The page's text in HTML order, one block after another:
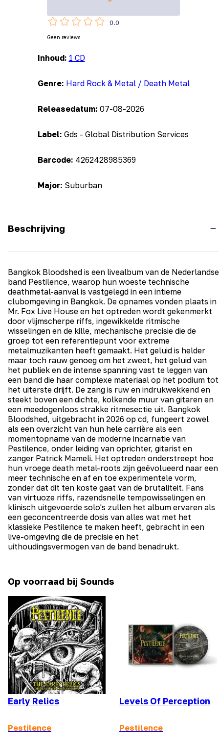
Inhoud: 1 CD
Genre: Hard Rock & Metal / Death Metal
Releasedatum: 07-08-2026
Label: Gds - Global Distribution Services
Barcode: 4262428985369
Major: Suburban
0.0
Geen reviews
Beschrijving
Bangkok Bloodshed is een livealbum van de Nederlandse
band Pestilence, waarop hun woeste technische
deathmetal-aanval is vastgelegd in een intieme
clubomgeving in Bangkok. De opnames vonden plaats in
Mr. Fox Live House en het optreden wordt gekenmerkt
door vlijmscherpe riffs, ingewikkelde ritmische
wisselingen en de kille, mechanische precisie die de
groep tot een referentiepunt voor extreme
metalmuzikanten heeft gemaakt. Het geluid is helder
maar toch rauw genoeg om het zweet, het geluid van
het publiek en de intense spanning vast te leggen van
een band die haar complexe materiaal op het podium tot
het uiterste drijft. De zang is ruw en indrukwekkend en
steekt boven een dichte, kolkende muur van gitaren en
een meedogenloos strakke ritmesectie uit. Bangkok
Bloodshed, uitgebracht in 2026 op cd, fungeert zowel
als een overzicht van hun hele carrière als een
momentopname van de moderne incarnatie van
Pestilence, onder leiding van oprichter, gitarist en
zanger Patrick Mameli. Het optreden onderstreept hoe
hun vroege death metal-roots zijn geëvolueerd naar een
meer technische en af en toe experimentele vorm,
zonder dat dit ten koste gaat van de brutaliteit. Fans
van virtuoze riffs, razendsnelle tempowisselingen en
klinisch uitgevoerde solo's zullen het album ervaren als
een geconcentreerde dosis van alles wat met het
klassieke Pestilence te maken heeft, gebracht in een
live-omgeving die de precisie en het
uithoudingsvermogen van de band benadrukt.
Op voorraad bij Sounds
Early Relics
Pestilence
Levels Of Perception
Pestilence